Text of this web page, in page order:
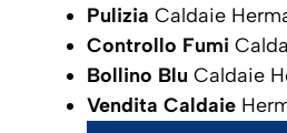
Pulizia Caldaie
Controllo Fumi
Bollino Blu Caldaie
Vendita Caldaie